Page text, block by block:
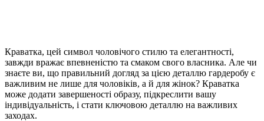
Краватка, цей символ чоловічого стилю та елегантності,
завжди вражає впевненістю та смаком свого власника. Але чи
знаєте ви, що правильний догляд за цією деталлю гардеробу є
важливим не лише для чоловіків, а й для жінок? Краватка
може додати завершеності образу, підкреслити вашу
індивідуальність, і стати ключовою деталлю на важливих
заходах.